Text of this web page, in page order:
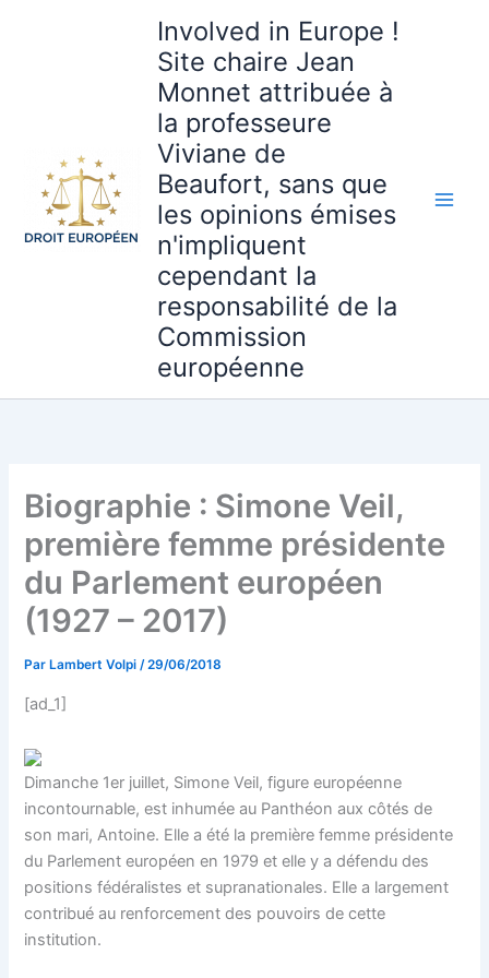
Involved in Europe !
Site chaire Jean
Monnet attribuée à
la professeure
Viviane de
Beaufort, sans que
les opinions émises
n'impliquent
cependant la
responsabilité de la
Commission
européenne
Biographie : Simone Veil,
première femme présidente
du Parlement européen
(1927 – 2017)
Par Lambert Volpi/29/06/2018
[ad_1]
Dimanche 1er juillet, Simone Veil, figure européenne
incontournable, est inhumée au Panthéon aux côtés de
son mari, Antoine. Elle a été la première femme présidente
du Parlement européen en 1979 et elle y a défendu des
positions fédéralistes et supranationales. Elle a largement
contribué au renforcement des pouvoirs de cette
institution.